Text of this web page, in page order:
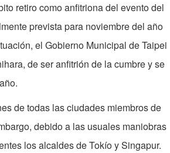
retiro como anfitriona del evento del
prevista para noviembre del año
el Gobierno Municipal de Taipei
de ser anfitrión de la cumbre y se
de todas las ciudades miembros de
debido a las usuales maniobras
los alcaldes de Tokío y Singapur.